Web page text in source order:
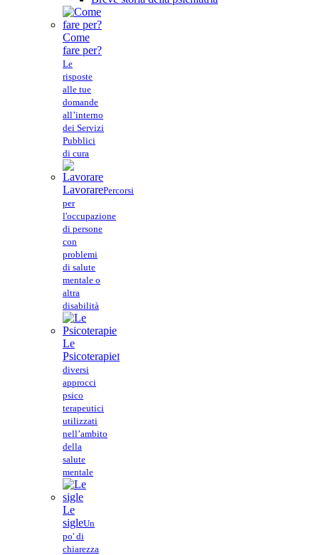
Come
fare per?
Le
risposte
alle tue
domande
all’interno
dei Servizi
Pubblici
di cura
LavorarePercorsi
per
l'occupazione
di persone
con
problemi
di salute
mentale o
altra
disabilità
Le
PsicoterapieI
diversi
approcci
psico
terapeutici
utilizzati
nell’ambito
della
salute
mentale
Le
sigleUn
po' di
chiarezza